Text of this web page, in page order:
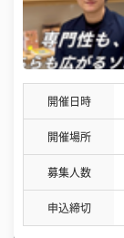
開催日時
開催場所
募集人数
申込締切